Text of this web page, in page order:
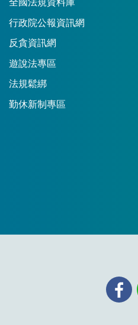
全國法規資料庫
行政院公報資訊網
反貪資訊網
遊說法專區
法規鬆綁
勤休新制專區